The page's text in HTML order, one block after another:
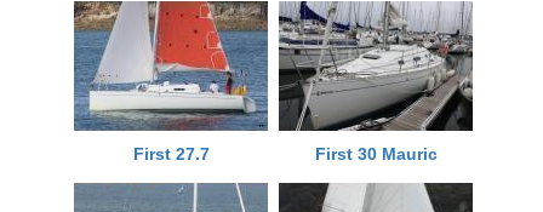
First 27.7 First 30 Mauric